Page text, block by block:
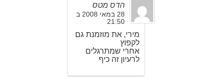
הדס מטס
28 במאי 2008 ב
21:50
מירי, את מוזמנת גם
לקפוץ
אחרי שמתרגלים
לרעיון זה כיף